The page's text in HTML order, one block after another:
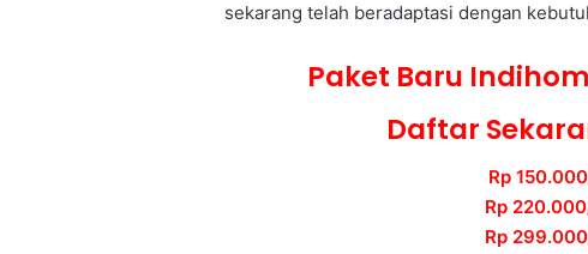
sekarang telah beradaptasi dengan
Paket Baru
Daftar
Rp
Rp
Rp